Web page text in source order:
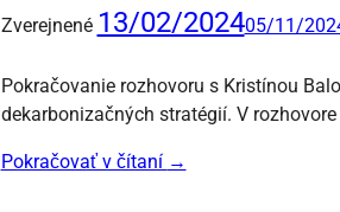
Zverejnené 13/02/202405/11/
Pokračovanie rozhovoru s Kristínou
dekarbonizačných stratégií. V
Pokračovať v čítaní →